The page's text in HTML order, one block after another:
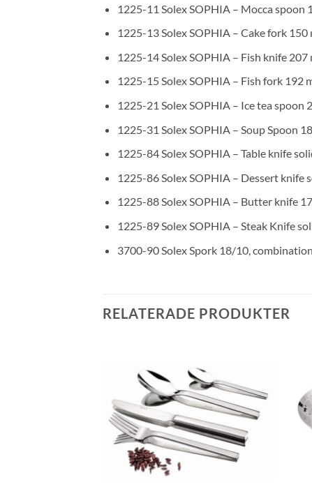
1225-11 Solex SOPHIA – Mocca spoon
1225-13 Solex SOPHIA – Cake fork 150
1225-14 Solex SOPHIA – Fish knife 207
1225-15 Solex SOPHIA – Fish fork 192
1225-21 Solex SOPHIA – Ice tea spoon
1225-31 Solex SOPHIA – Soup Spoon
1225-84 Solex SOPHIA – Table knife
1225-86 Solex SOPHIA – Dessert knife
1225-88 Solex SOPHIA – Butter knife
1225-89 Solex SOPHIA – Steak Knife
3700-90 Solex Spork 18/10,
RELATERADE PRODUKTER
önskelistan